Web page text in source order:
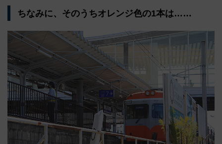
ちなみに、そのうちオレンジ色の1本は……